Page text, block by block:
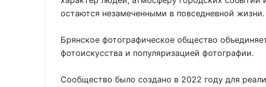
остаются незамеченными в повседневной жизни.
Брянское фотографическое общество
фотоискусства и популяризацией фотографии.
Сообщество было создано в 2022 году для